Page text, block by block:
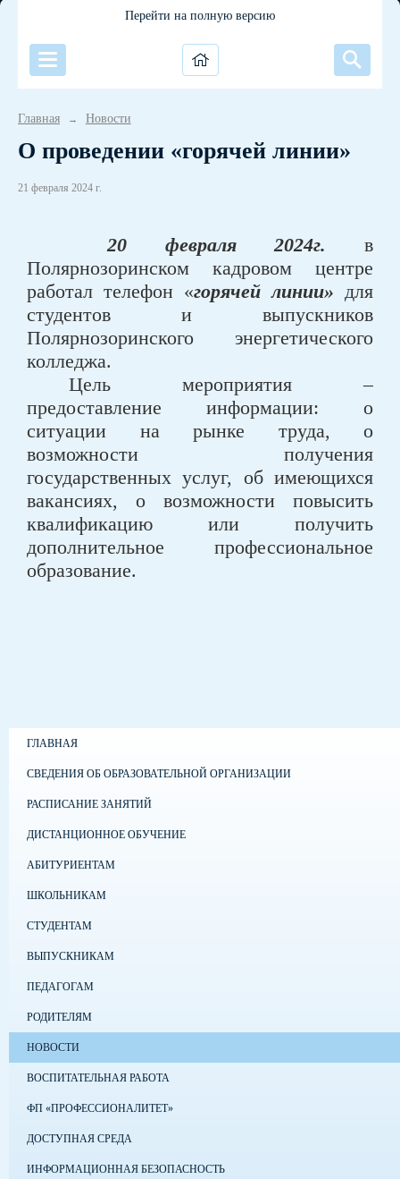
Перейти на полную версию
Главная → Новости
О проведении «горячей линии»
21 февраля 2024 г.
20 февраля 2024г.
в
Полярнозоринском кадровом центре
работал телефон «горячей линии» для
студентов и выпускников
Полярнозоринского энергетического
колледжа.
Цель мероприятия –
предоставление информации: о
ситуации на рынке труда, о
возможности получения
государственных услуг, об имеющихся
вакансиях, о возможности повысить
квалификацию или получить
дополнительное профессиональное
образование.
ГЛАВНАЯ
СВЕДЕНИЯ ОБ ОБРАЗОВАТЕЛЬНОЙ ОРГАНИЗАЦИИ
РАСПИСАНИЕ ЗАНЯТИЙ
ДИСТАНЦИОННОЕ ОБУЧЕНИЕ
АБИТУРИЕНТАМ
ШКОЛЬНИКАМ
СТУДЕНТАМ
ВЫПУСКНИКАМ
ПЕДАГОГАМ
РОДИТЕЛЯМ
НОВОСТИ
ВОСПИТАТЕЛЬНАЯ РАБОТА
ФП «ПРОФЕССИОНАЛИТЕТ»
ДОСТУПНАЯ СРЕДА
ИНФОРМАЦИОННАЯ БЕЗОПАСНОСТЬ